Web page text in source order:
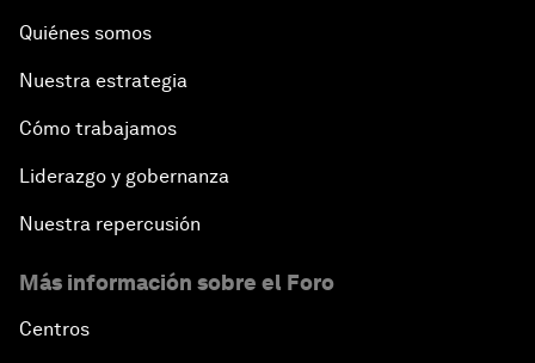
Quiénes somos
Nuestra estrategia
Cómo trabajamos
Liderazgo y gobernanza
Nuestra repercusión
Más información sobre el Foro
Centros